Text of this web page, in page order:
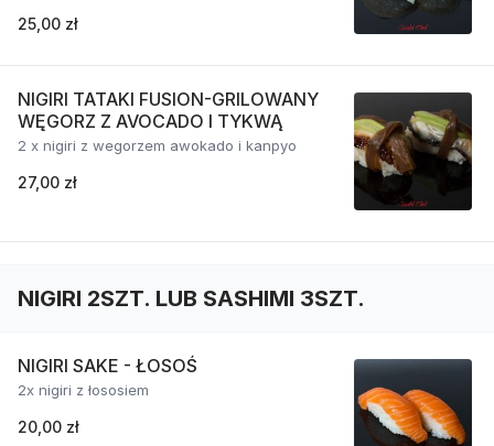
25,00 zł
NIGIRI TATAKI FUSION-GRILOWANY
WĘGORZ Z AVOCADO I TYKWĄ
2 x nigiri z wegorzem awokado i kanpyo
27,00 zł
NIGIRI 2SZT. LUB SASHIMI 3SZT.
NIGIRI SAKE - ŁOSOŚ
2x nigiri z łososiem
20,00 zł